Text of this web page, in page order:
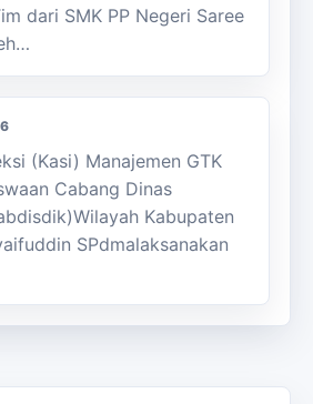
dari SMK PP Negeri Saree
Kabupaten Aceh Timur
SMKN 1 Julok
(Kasi) Manajemen GTK
Cabang Dinas
Kabupaten
SPdmalaksanakan